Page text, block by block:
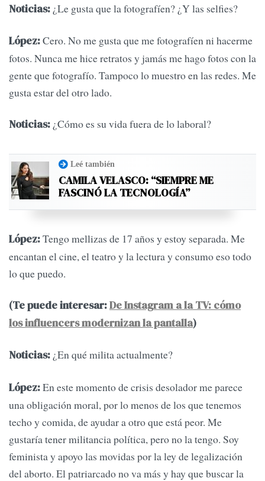
Noticias: ¿Le gusta que la fotografíen? ¿Y las selfies?
López:Cero. No me gusta que me fotografíen ni hacerme
fotos. Nunca me hice retratos y jamás me hago fotos con la
gente que fotografío. Tampoco lo muestro en las redes. Me
gusta estar del otro lado.
Noticias: ¿Cómo es su vida fuera de lo laboral?
Leé también
CAMILA VELASCO: “SIEMPRE ME
FASCINÓ LA TECNOLOGÍA”
López:Tengo mellizas de 17 años y estoy separada. Me
encantan el cine, el teatro y la lectura y consumo eso todo
lo que puedo.
(Te puede interesar:De Instagram a la TV: cómo
los influencers modernizan la pantalla)
Noticias: ¿En qué milita actualmente?
López:En este momento de crisis desolador me parece
una obligación moral, por lo menos de los que tenemos
techo y comida, de ayudar a otro que está peor. Me
gustaría tener militancia política, pero no la tengo. Soy
feminista y apoyo las movidas por la ley de legalización
del aborto. El patriarcado no va más y hay que buscar la